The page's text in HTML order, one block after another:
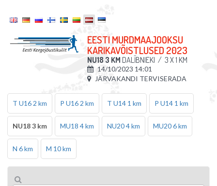
EESTI MURDMAAJOOKSU
KARIKAVÕISTLUSED 2023
NU18 3 KM DALĪBNIEKI / 3 X 1 KM
14/10/2023 14:01
JÄRVAKANDI TERVISERADA
T U16 2 km P U16 2 km T U14 1 km P U14 1 km
NU18 3 km MU18 4 km NU20 4 km MU20 6 km
N 6 km M 10 km